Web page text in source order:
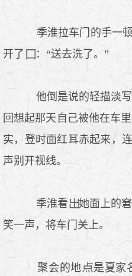
季淮拉车门的手一
开了
：“送去洗了。”
他倒是说的轻描淡
回想起那天自己被他在车里
实，登时面红耳赤起来，
声别开视线。
季淮看 她面上的
笑一声，将车门关上。
聚会的地 是夏家